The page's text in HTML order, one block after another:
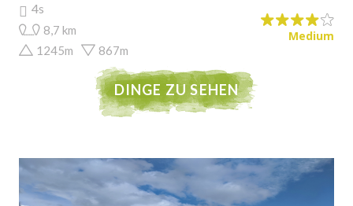
4s
8,7 km
1245m
867m
Medium
DINGE ZU SEHEN